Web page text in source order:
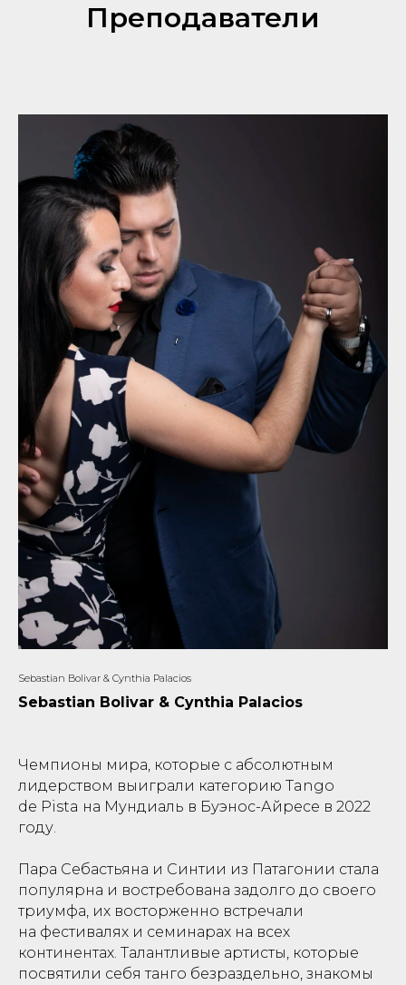
Преподаватели
Sebastian Bolivar & Cynthia Palacios
Sebastian Bolivar & Cynthia Palacios
Чемпионы мира, которые с абсолютным
лидерством выиграли категорию Tango
de Pista на Мундиаль в Буэнос-Айресе в 2022
году.
Пара Себастьяна и Синтии из Патагонии стала
популярна и востребована задолго до своего
триумфа, их восторженно встречали
на фестивалях и семинарах на всех
континентах. Талантливые артисты, которые
посвятили себя танго безраздельно, знакомы